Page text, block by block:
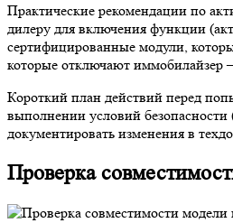
Практические рекомендации по
дилеру для включения функции
сертифицированные модули,
которые отключают иммобилайзер
Короткий план действий перед
выполнении условий безопасности
документировать изменения в
Проверка